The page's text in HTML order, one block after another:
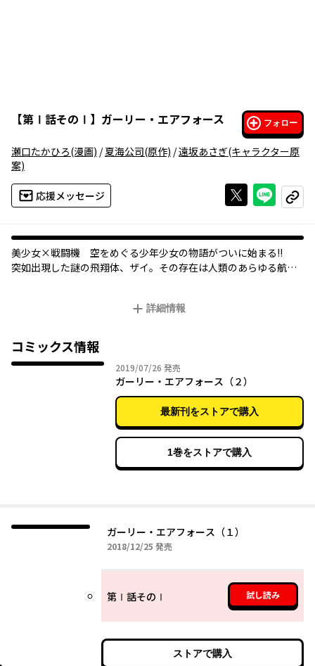
【第Ⅰ話そのⅠ 】 ガーリー・エアフォース フォロー
瀬口たかひろ(漫画) /夏海公司(原作) /遠坂あさぎ(キャラクター原
案)
応援メッセージ Xで投稿する
ライン
コピー
美少女×戦闘機 空をめぐる少年少女の物語がついに始まる!!
突如出現した謎の飛翔体、ザイ。その存在は人類のあらゆる航空
縦機構、アニマ。鳴谷慧が出会ったのは真紅に輝く戦闘機、そし
空に焦がれる少年の物語、アフターバーナー全開でコミカライズ
スタート!!
詳細情報
コミックス情報
2019/07/26 2019年07月26日
発売
ガーリー・エアフォース（２）
最新刊をストアで購入
1巻をストアで購入
ガーリー・エアフォース（１）
2018/12/25 2018年12月25日
発売
第Ⅰ話そのⅠ 試し読み
ストアで購入